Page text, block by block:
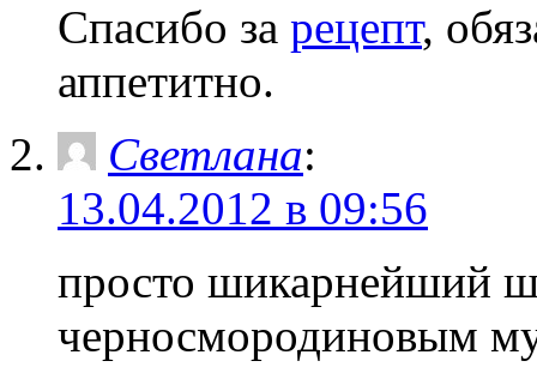
Спасибо за рецепт,
аппетитно.
Светлана:
13.04.2012 в 09:56
просто шикарнейший
черносмородиновым